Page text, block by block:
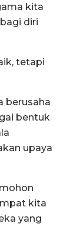
kita
diri
tetapi
berusaha
bentuk
upaya
kita
yang